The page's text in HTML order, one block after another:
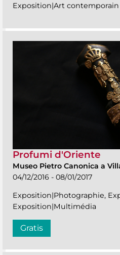
Exposition|Art contemporain
Profumi d'Oriente
Museo Pietro Canonica a
04/12/2016 - 08/01/2017
Exposition|Photographie,
Exposition|Multimédia
Gratis